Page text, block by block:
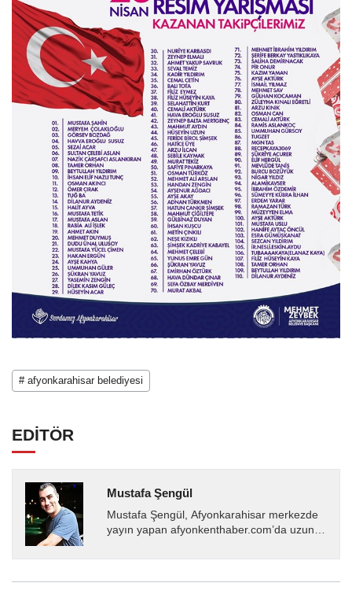
# afyonkarahisar belediyesi
EDİTÖR
Mustafa Şengül
Mustafa Şengül, Afyonkarahisar merkezde
yayın yapan afyonkenthaber.com’da uzun
almakta, haber akışı...